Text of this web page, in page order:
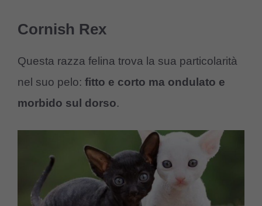
Cornish Rex
Questa razza felina trova la sua particolarità
nel suo pelo: fitto e corto ma ondulato e
morbido sul dorso.